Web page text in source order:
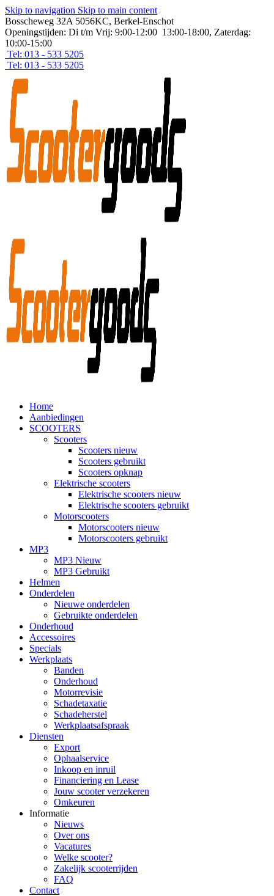
Skip to navigation Skip to main content
Bosscheweg 32A 5056KC, Berkel-Enschot
Openingstijden: Di t/m Vrij: 9:00-12:00 13:00-18:00, Zaterdag:
10:00-15:00
Tel: 013 - 533 5205
Tel: 013 - 533 5205
Home
Aanbiedingen
SCOOTERS
Scooters
Scooters nieuw
Scooters gebruikt
Scooters opknap
Elektrische scooters
Elektrische scooters nieuw
Elektrische scooters gebruikt
Motorscooters
Motorscooters nieuw
Motorscooters gebruikt
MP3
MP3 Nieuw
MP3 Gebruikt
Helmen
Onderdelen
Nieuwe onderdelen
Gebruikte onderdelen
Onderhoud
Accessoires
Specials
Werkplaats
Banden
Onderhoud
Motorrevisie
Schadetaxatie
Schadeherstel
Werkplaatsafspraak
Diensten
Export
Ophaalservice
Inkoop en inruil
Financiering en Lease
Jouw scooter verzekeren
Omkeuren
Informatie
Nieuws
Over ons
Vacatures
Welke scooter?
Zakelijk scooterrijden
FAQ
Contact